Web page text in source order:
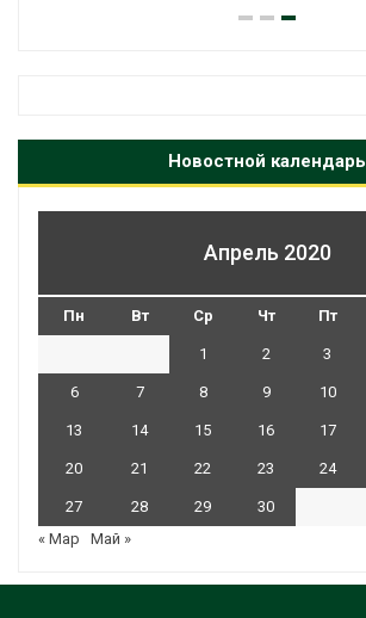
Новостной календарь
Апрель 2020
Пн Вт Ср Чт Пт
1 2 3
6 7 8 9 10
13 14 15 16 17
20 21 22 23 24
27 28 29
30
« Мар
Май »